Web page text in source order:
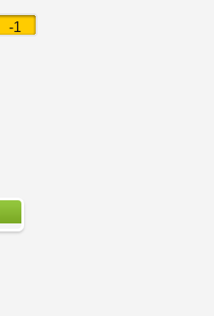
-1